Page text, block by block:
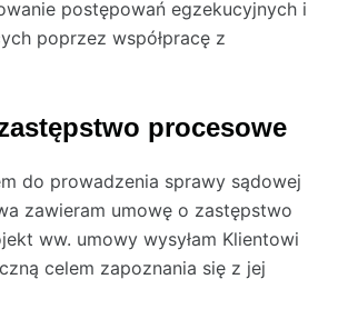
postępowań egzekucyjnych i
poprzez współpracę z
procesowe
do prowadzenia sprawy sądowej
zawieram umowę o zastępstwo
ww. umowy wysyłam Klientowi
celem zapoznania się z jej